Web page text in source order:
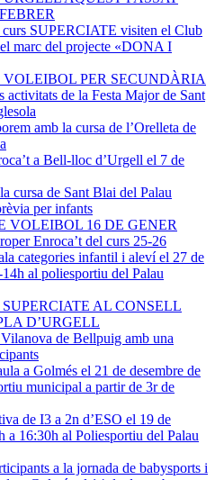
curs SUPERCIATE visiten el Club
marc del projecte «DONA I
VOLEIBOL PER SECUNDÀRIA
activitats de la Festa Major de Sant
amb la cursa de l’Orelleta de
a Bell-lloc d’Urgell el 7 de
cursa de Sant Blai del Palau
per infants
VOLEIBOL 16 DE GENER
Enroca’t del curs 25-26
categories infantil i aleví el 27 de
al poliesportiu del Palau
AL CONSELL
D’URGELL
Vilanova de Bellpuig amb una
a Golmés el 21 de desembre de
municipal a partir de 3r de
de I3 a 2n d’ESO el 19 de
a 16:30h al Poliesportiu del Palau
a la jornada de babysports i